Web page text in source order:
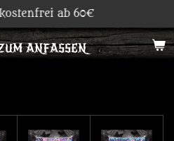
ANFASSEN
ab 60€